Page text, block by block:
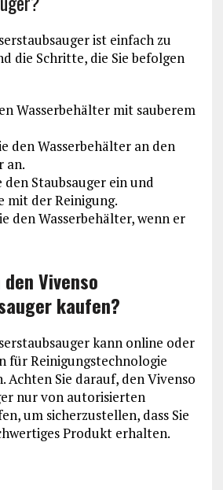
ist einfach zu
die Schritte, die Sie befolgen
Wasserbehälter mit sauberem
den Wasserbehälter an den
an.
den Staubsauger ein und
mit der Reinigung.
den Wasserbehälter, wenn er
Vivenso
kaufen?
kann online oder
für Reinigungstechnologie
Achten Sie darauf, den Vivenso
nur von autorisierten
um sicherzustellen, dass Sie
Produkt erhalten.